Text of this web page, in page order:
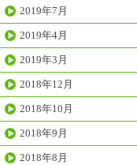
2019年7月
2019年4月
2019年3月
2018年12月
2018年10月
2018年9月
2018年8月